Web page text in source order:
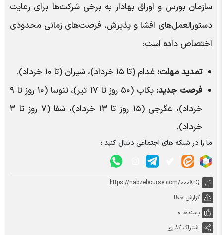
سازمان بورس و اوراق بهادار به برخی شرکت‌ها برای رعایت
دستورالعمل‌های افشا و پذیرش، فرصت‌های زمانی محدودی
اختصاص داده است:
تمدید مهلت: غدام (تا ۱۵ خرداد)، شیران (تا ۱۰ خرداد).
فرصت جدید:
بکاب (۵۰ روز تا ۱۷ تیر)، ثنوسا (۱۰ روز تا ۹
خرداد)، غگرجی (۱۵ روز تا ۱۳ خرداد)، شفا (۷ روز تا ۳
خرداد).
ما را در شبکه های اجتماعی دنبال کنید :
https://nabzebourse.com/000XrQ
گزارش خطا
پسندها:0
اشتراک گذاری